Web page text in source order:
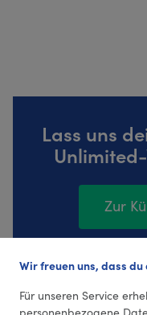
Lass uns
Zur
54
Wir freuen uns, dass
Für unseren Service
personenbezogene